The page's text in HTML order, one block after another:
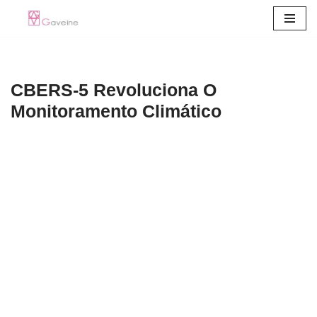
conteúdo
CBERS-5 Revoluciona O
Monitoramento Climático